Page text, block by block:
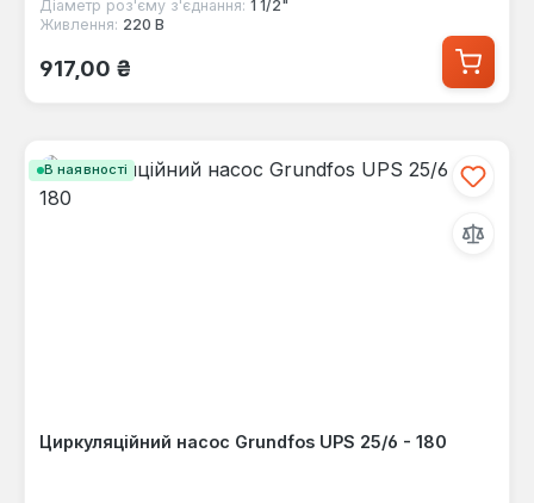
Діаметр роз'єму з'єднання: 1 1/2"
Живлення: 220 В
Звичайна ціна:
917,00 ₴
В наявності
Циркуляційний насос Grundfos UPS 25/6 - 180